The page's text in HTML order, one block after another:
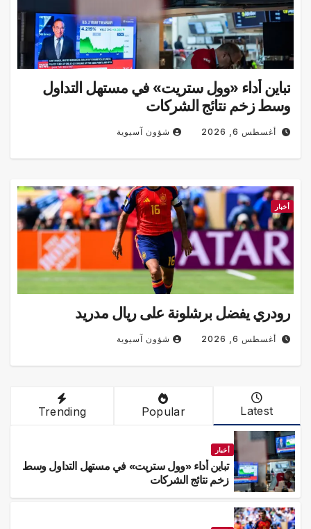
تباين أداء «وول ستريت» في مستهل التداول
وسط زخم نتائج الشركات
أغسطس 6, 2026 شؤون آسيوية
أخبار
رودري يفضل برشلونة على ريال مدريد
أغسطس 6, 2026 شؤون آسيوية
Latest
Popular
Trending
أخبار
تباين أداء «وول ستريت» في مستهل التداول وسط
زخم نتائج الشركات